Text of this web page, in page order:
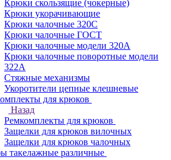
Крюки скользящие (чокерные)
Крюки укорачивающие
Крюки чалочные 320C
Крюки чалочные ГОСТ
Крюки чалочные модели 320А
Крюки чалочные поворотные модели
322А
Стяжные механизмы
Укоротители цепные клешневые
для крюков
Назад
Ремкомплекты для крюков
Защелки для крюков вилочных
Защелки для крюков чалочных
такелажные различные